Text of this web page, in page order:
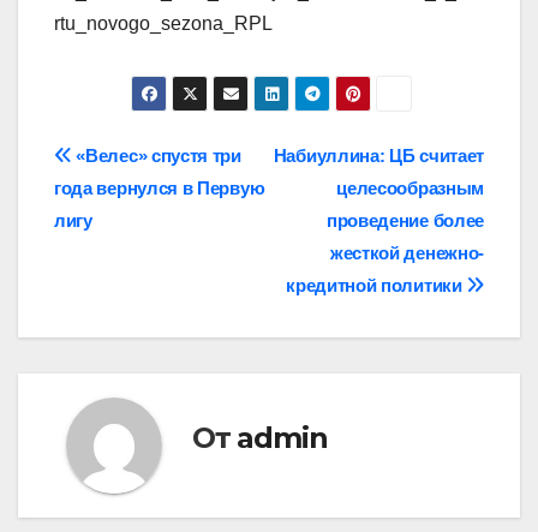
rtu_novogo_sezona_RPL
Навигация
по
Набиуллина: ЦБ считает
целесообразным
проведение более
жесткой денежно-
кредитной политики
«Велес» спустя три
года вернулся в Первую
лигу
От admin